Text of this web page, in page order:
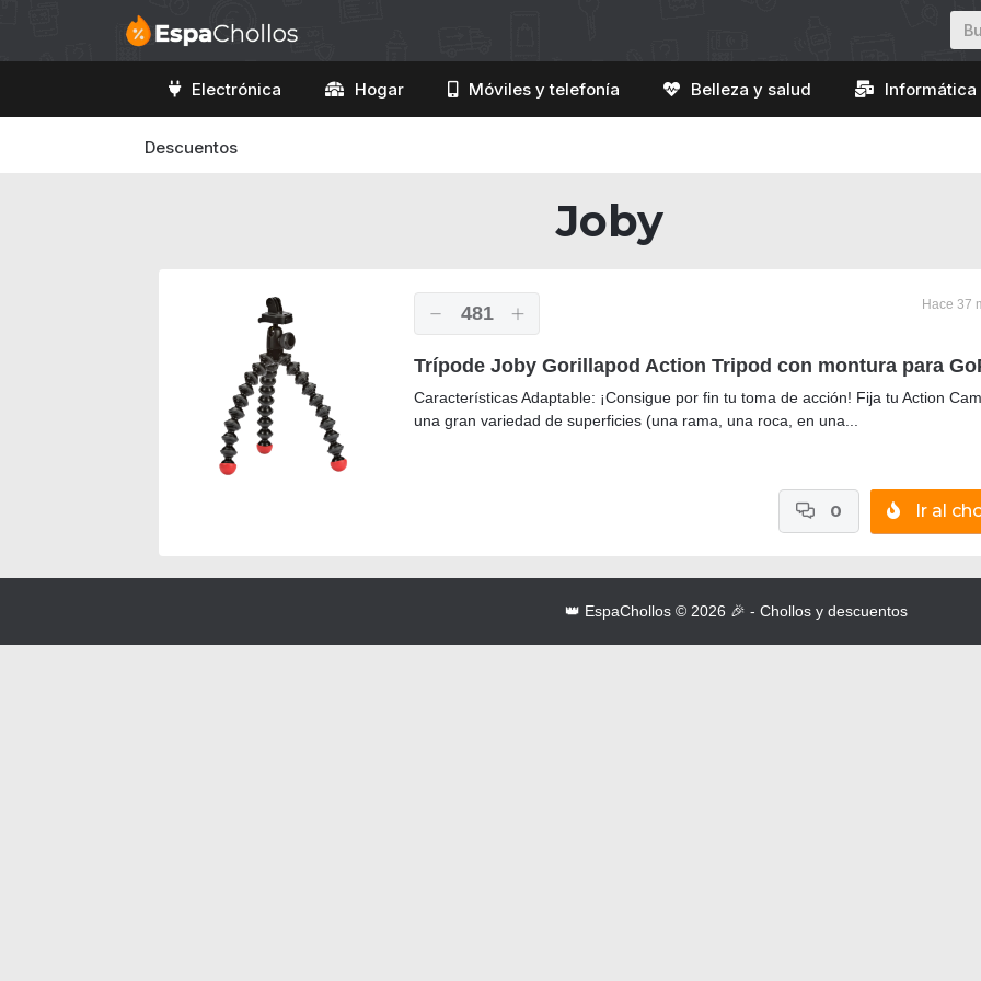
Electrónica Hogar Móviles y telefonía Belleza y salud
Descuentos
Joby
481 Hace 37
Trípode Joby Gorillapod Action Tripod con montura para
Características Adaptable: ¡Consigue por fin tu toma de acción! Fija tu Action
una gran variedad de superficies (una rama, una roca, en una...
Ir al
0
👑 EspaChollos © 2026 🎉 - Chollos y descuentos